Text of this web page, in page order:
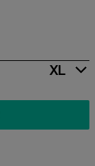
XL